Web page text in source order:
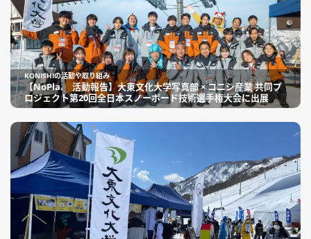
KONISHIの活動や取り組み
【NoPla. 活動報告】大東文化大学写真部 × コニシ産業 共同プ
ロジェクト第20回全日本スノーボード技術選手権大会に出展